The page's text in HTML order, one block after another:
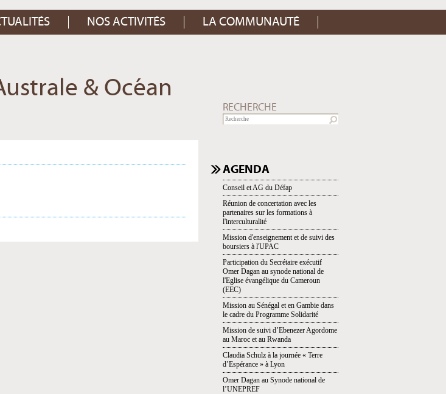
NOS ACTIVITÉS LA COMMUNAUTÉ
RECHERCHE
NAVIGATION
AGENDA
Conseil et AG du Défap
Réunion de concertation avec les
partenaires sur les formations à
l'interculturalité
Mission d'enseignement et de suivi des
boursiers à l'UPAC
Participation du Secrétaire exécutif
Omer Dagan au synode national de
l'Eglise évangélique du Cameroun
(EEC)
Mission au Sénégal et en Gambie dans
le cadre du Programme Solidarité
Mission de suivi d’Ebenezer Agordome
au Maroc et au Rwanda
Claudia Schulz à la journée « Terre
d’Espérance » à Lyon
Omer Dagan au Synode national de
l’UNEPREF
& Océan